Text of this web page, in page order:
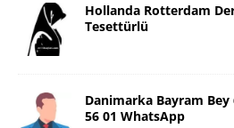
Hollanda Rotterdam
Tesettürlü
Danimarka Bayram Bey
56 01 WhatsApp